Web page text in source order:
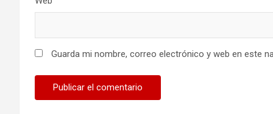
Guarda mi nombre, correo electrónico y web en este